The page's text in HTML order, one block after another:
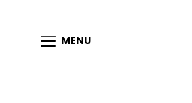
MENU